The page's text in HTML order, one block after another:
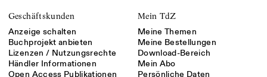
Geschäftskunden
Anzeige schalten
Buchprojekt anbieten
Lizenzen / Nutzungsrechte
Händler Informationen
Open Access Publikationen
Mein TdZ
Meine Themen
Meine Bestellungen
Download-Bereich
Mein Abo
Persönliche Daten